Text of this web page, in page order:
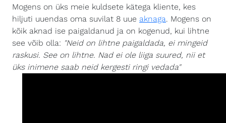
Mogens on üks meie kuldsete kätega kliente, kes
hiljuti uuendas oma suvilat 8 uue aknaga. Mogens on
kõik aknad ise paigaldanud ja on kogenud, kui lihtne
see võib olla: "Neid on lihtne paigaldada, ei mingeid
raskusi. See on lihtne. Nad ei ole liiga suured, nii et
üks inimene saab neid kergesti ringi vedada"